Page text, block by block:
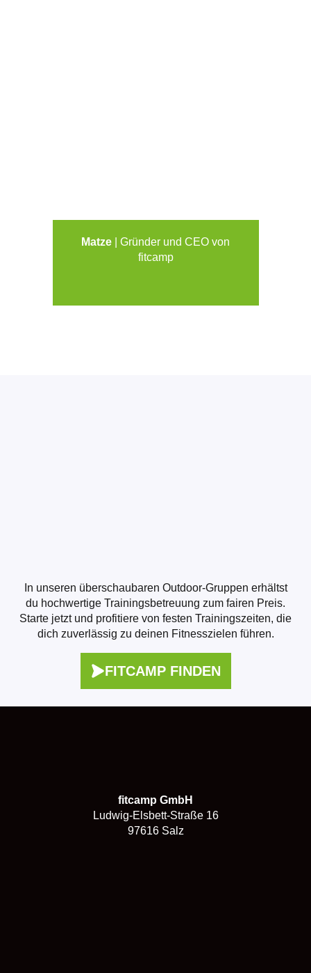
Matze | Gründer und CEO von
fitcamp
In unseren überschaubaren Outdoor-Gruppen erhältst
du hochwertige Trainingsbetreuung zum fairen Preis.
Starte jetzt und profitiere von festen Trainingszeiten, die
dich zuverlässig zu deinen Fitnesszielen führen.
FITCAMP FINDEN
fitcamp GmbH
Ludwig-Elsbett-Straße 16
97616 Salz